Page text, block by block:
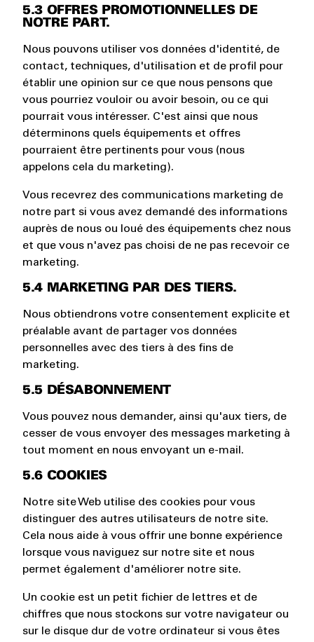
5.3 OFFRES PROMOTIONNELLES DE
NOTRE PART.
Nous pouvons utiliser vos données d'identité, de
contact, techniques, d'utilisation et de profil pour
établir une opinion sur ce que nous pensons que
vous pourriez vouloir ou avoir besoin, ou ce qui
pourrait vous intéresser. C'est ainsi que nous
déterminons quels équipements et offres
pourraient être pertinents pour vous (nous
appelons cela du marketing).
Vous recevrez des communications marketing de
notre part si vous avez demandé des informations
auprès de nous ou loué des équipements chez nous
et que vous n'avez pas choisi de ne pas recevoir ce
marketing.
5.4 MARKETING PAR DES TIERS.
Nous obtiendrons votre consentement explicite et
préalable avant de partager vos données
personnelles avec des tiers à des fins de
marketing.
5.5 DÉSABONNEMENT
Vous pouvez nous demander, ainsi qu'aux tiers, de
cesser de vous envoyer des messages marketing à
tout moment en nous envoyant un e-mail.
5.6 COOKIES
Notre site Web utilise des cookies pour vous
distinguer des autres utilisateurs de notre site.
Cela nous aide à vous offrir une bonne expérience
lorsque vous naviguez sur notre site et nous
permet également d'améliorer notre site.
Un cookie est un petit fichier de lettres et de
chiffres que nous stockons sur votre navigateur ou
sur le disque dur de votre ordinateur si vous êtes